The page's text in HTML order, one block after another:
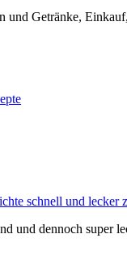
und Getränke,
schnell und lecker
und dennoch super